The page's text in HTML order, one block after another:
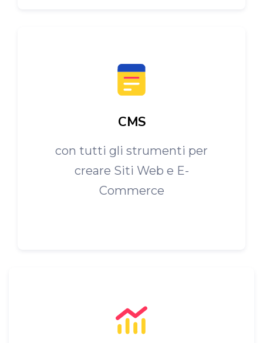
CMS
con tutti gli strumenti per
creare Siti Web e E-
Commerce